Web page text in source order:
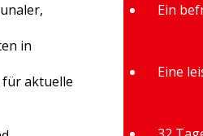
in
aktuelle
Ein
Eine